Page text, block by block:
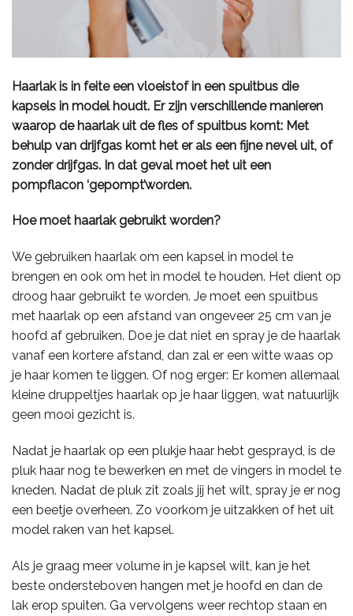
Haarlak is in feite een vloeistof in een spuitbus die
kapsels in model houdt. Er zijn verschillende manieren
waarop de haarlak uit de fles of spuitbus komt: Met
behulp van drijfgas komt het er als een fijne nevel uit, of
zonder drijfgas. In dat geval moet het uit een
pompflacon ‘gepompt’worden.
Hoe moet haarlak gebruikt worden?
We gebruiken haarlak om een kapsel in model te
brengen en ook om het in model te houden. Het dient op
droog haar gebruikt te worden. Je moet een spuitbus
met haarlak op een afstand van ongeveer 25 cm van je
hoofd af gebruiken. Doe je dat niet en spray je de haarlak
vanaf een kortere afstand, dan zal er een witte waas op
je haar komen te liggen. Of nog erger: Er komen allemaal
kleine druppeltjes haarlak op je haar liggen, wat natuurlijk
geen mooi gezicht is.
Nadat je haarlak op een plukje haar hebt gesprayd, is de
pluk haar nog te bewerken en met de vingers in model te
kneden. Nadat de pluk zit zoals jij het wilt, spray je er nog
een beetje overheen. Zo voorkom je uitzakken of het uit
model raken van het kapsel.
Als je graag meer volume in je kapsel wilt, kan je het
beste ondersteboven hangen met je hoofd en dan de
lak erop spuiten. Ga vervolgens weer rechtop staan en